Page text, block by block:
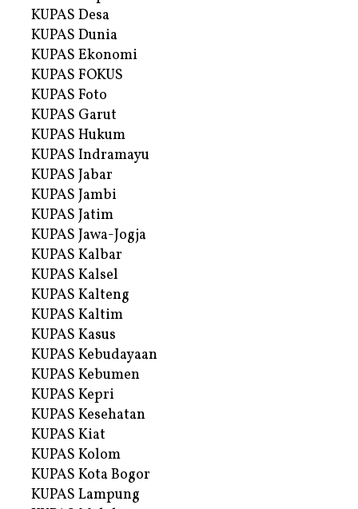
KUPAS Desa
KUPAS Dunia
KUPAS Ekonomi
KUPAS FOKUS
KUPAS Foto
KUPAS Garut
KUPAS Hukum
KUPAS Indramayu
KUPAS Jabar
KUPAS Jambi
KUPAS Jatim
KUPAS Jawa-Jogja
KUPAS Kalbar
KUPAS Kalsel
KUPAS Kalteng
KUPAS Kaltim
KUPAS Kasus
KUPAS Kebudayaan
KUPAS Kebumen
KUPAS Kepri
KUPAS Kesehatan
KUPAS Kiat
KUPAS Kolom
KUPAS Kota Bogor
KUPAS Lampung